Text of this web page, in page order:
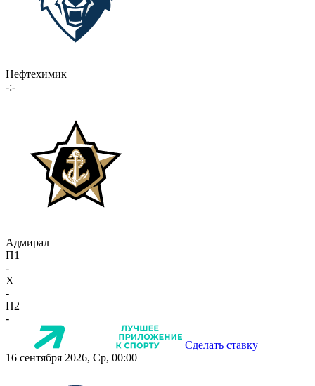
Нефтехимик
-:-
Адмирал
П1
-
X
-
П2
-
Сделать ставку
16 сентября 2026, Ср, 00:00